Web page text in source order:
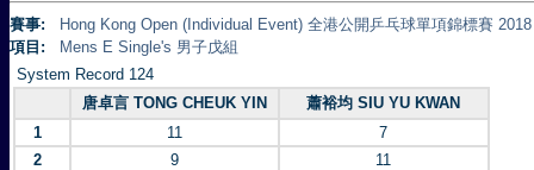
賽事:
Hong Kong Open (Individual Event) 全港公開乒乓球單項錦標賽 2018
項目:
Mens E Single's 男子戊組
System Record 124
唐卓言 TONG CHEUK YIN
蕭裕均 SIU YU KWAN
1
11
7
2
9
11